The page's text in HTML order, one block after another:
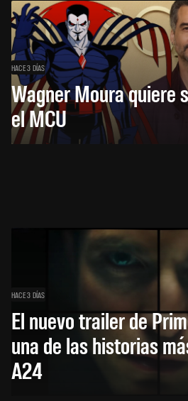
HACE 3 DÍAS
Wagner Moura quiere
el MCU
HACE 3 DÍAS
El nuevo trailer de
una de las historias
A24